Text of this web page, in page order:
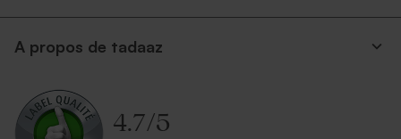
A propos de tadaaz
4.7/5